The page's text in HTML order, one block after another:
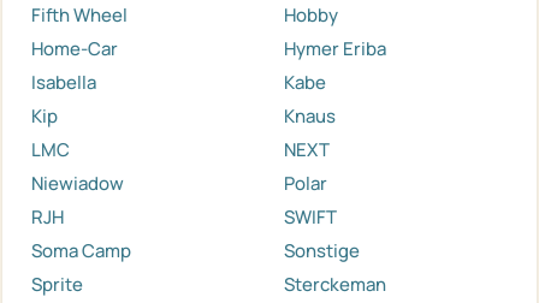
Fifth Wheel
Hobby
Home-Car
Hymer Eriba
Isabella
Kabe
Kip
Knaus
LMC
NEXT
Niewiadow
Polar
RJH
SWIFT
Soma Camp
Sonstige
Sprite
Sterckeman